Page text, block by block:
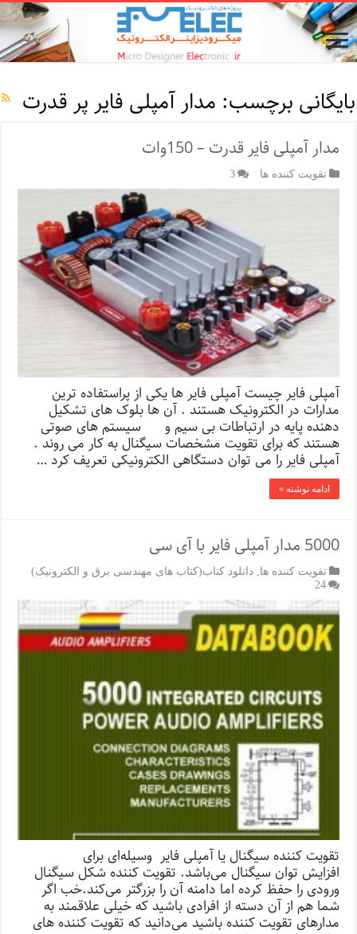
بایگانی برچسب: مدار آمپلی فایر پر قدرت
مدار آمپلی فایر قدرت – 150وات
تقویت کننده ها 3
آمپلی فایر چیست آمپلی فایر ها یکی از پراستفاده ترین
مدارات در الکترونیک هستند . آن ها بلوک های تشکیل
دهنده پایه در ارتباطات بی سیم و سیستم های صوتی
هستند که برای تقویت مشخصات سیگنال به کار می روند .
آمپلی فایر را می توان دستگاهی الکترونیکی تعریف کرد …
ادامه نوشته »
5000 مدار آمپلی فایر با آی سی
تقویت کننده ها ,دانلود کتاب(کتاب های مهندسی برق و الکترونیک)
24
تقویت کننده سیگنال یا آمپلی فایر وسیله‌ای برای
افزایش توان سیگنال می‌باشد. تقویت کننده شکل سیگنال
ورودی را حفظ کرده اما دامنه آن را بزرگتر می‌کند.خب اگر
شما هم از آن دسته از افرادی باشید که خیلی علاقمند به
مدارهای تقویت کننده باشید می‌دانید که تقویت کننده های